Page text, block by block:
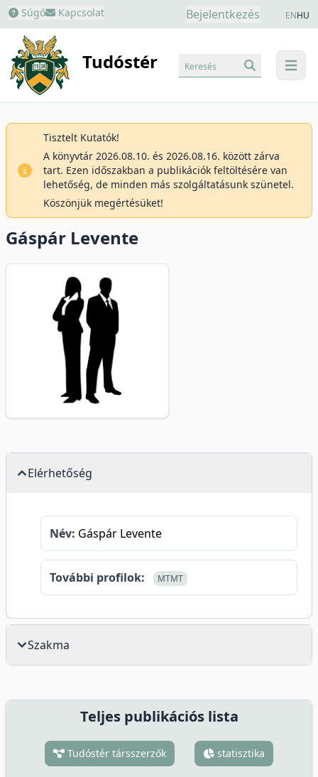
Súgó Kapcsolat Bejelentkezés ENHU
Tudóstér menu
Keresés
Tisztelt Kutatók!
A könyvtár 2026.08.10. és 2026.08.16. között zárva
tart. Ezen időszakban a publikációk feltöltésére van
lehetőség, de minden más szolgáltatásunk szünetel.
Köszönjük megértésüket!
Gáspár Levente
Elérhetőség
Név: Gáspár Levente
További profilok: MTMT
Szakma
Teljes publikációs lista
Tudóstér társszerzők statisztika